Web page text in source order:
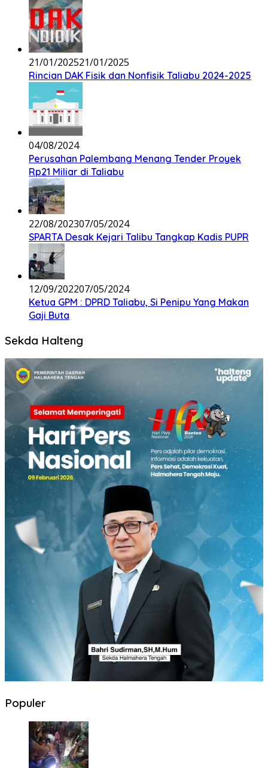
21/01/202521/01/2025
Rincian DAK Fisik dan Nonfisik Taliabu 2024-2025
04/08/2024
Perusahan Palembang Menang Tender Proyek
Rp21 Miliar di Taliabu
22/08/202307/05/2024
SPARTA Desak Kejari Talibu Tangkap Kadis PUPR
12/09/202207/05/2024
Ketua GPM : DPRD Taliabu, Si Penipu Yang Makan
Gaji Buta
Sekda Halteng
Populer